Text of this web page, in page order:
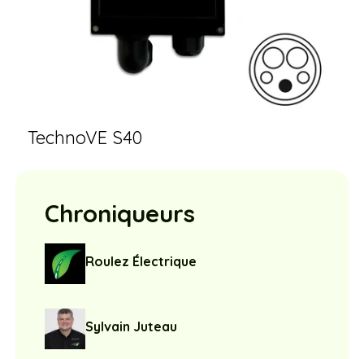
TechnoVE S40
Chroniqueurs
Roulez Électrique
Sylvain Juteau